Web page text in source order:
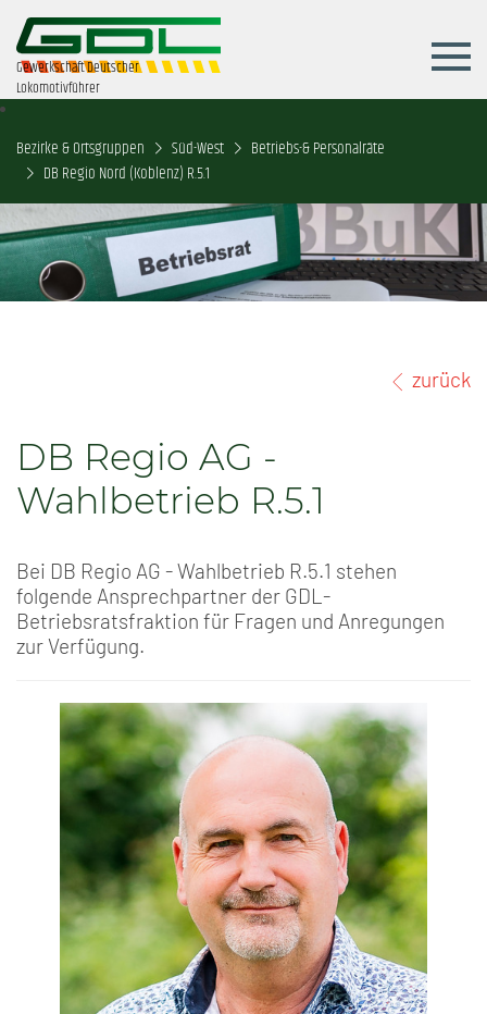
Gewerkschaft Deutscher
Lokomotivführer
Bezirke & Ortsgruppen Süd-West
Betriebs-& Personalräte
DB Regio Nord (Koblenz) R.5.1
zurück
DB Regio AG -
Wahlbetrieb R.5.1
Bei DB Regio AG - Wahlbetrieb R.5.1 stehen
folgende Ansprechpartner der GDL-
Betriebsratsfraktion für Fragen und Anregungen
zur Verfügung.